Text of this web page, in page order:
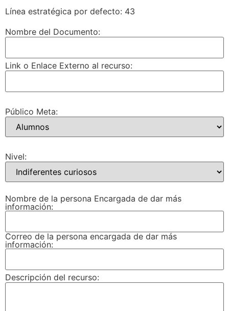
Línea estratégica por defecto: 43
Nombre del Documento:
Link o Enlace Externo al recurso:
Público Meta:
Nivel:
Nombre de la persona Encargada de dar más
información:
Correo de la persona encargada de dar más
información:
Descripción del recurso: